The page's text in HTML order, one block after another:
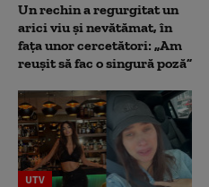
Un rechin a regurgitat un
arici viu și nevătămat, în
fața unor cercetători: „Am
reușit să fac o singură poză”
UTV